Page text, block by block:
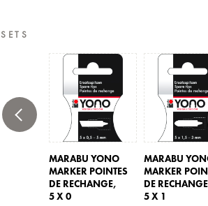
SETS
MARABU YONO
MARKER POINTES
DE RECHANGE,
5 X 0
MARABU
MARKER
DE
5 X 1